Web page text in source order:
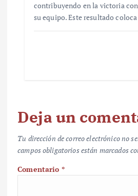
contribuyendo en la victoria
su equipo. Este resultado
Deja un
Tu dirección de correo electrónico no
campos obligatorios están marcados
Comentario *